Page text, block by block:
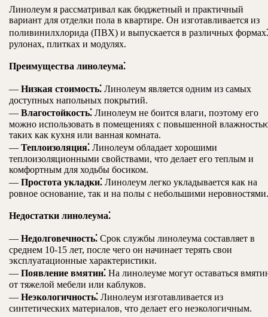
Линолеум я рассматривал как бюджетный и практичный
вариант для отделки пола в квартире. Он изготавливается из
поливинилхлорида (ПВХ) и выпускается в различных формах⁚
рулонах, плитках и модулях.
Преимущества линолеума⁚
— Низкая стоимость⁚ Линолеум является одним из самых
доступных напольных покрытий.
— Влагостойкость⁚ Линолеум не боится влаги, поэтому его
можно использовать в помещениях с повышенной
таких как кухня или ванная комната.
— Теплоизоляция⁚ Линолеум обладает хорошими
теплоизоляционными свойствами, что делает его теплым и
комфортным для ходьбы босиком.
— Простота укладки⁚ Линолеум легко укладывается как на
ровное основание, так и на полы с небольшими неровностями.
Недостатки линолеума⁚
— Недолговечность⁚ Срок службы линолеума составляет в
среднем 10-15 лет, после чего он начинает терять свои
эксплуатационные характеристики.
— Появление вмятин⁚ На линолеуме могут оставаться
от тяжелой мебели или каблуков.
— Неэкологичность⁚ Линолеум изготавливается из
синтетических материалов, что делает его неэкологичным.